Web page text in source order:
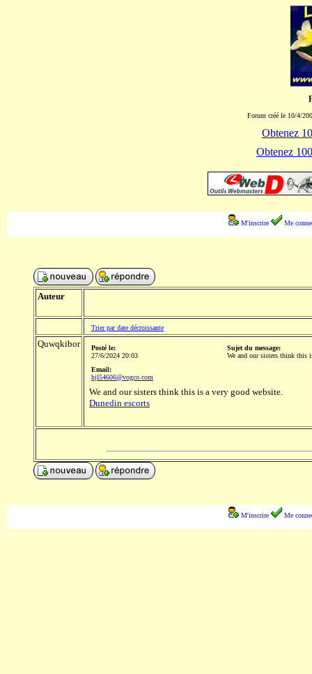
Forum créé le 10/4/
Obtenez
Obtenez
M'inscrire Me
Auteur
Trier par date décroissante
Quwqkibor
Posté le:
27/6/2024 20:03
Sujet du message:
We and our sisters think this
Email:
hjl54606@vogco.com
We and our sisters think this is a very good website.
Dunedin escorts
M'inscrire Me